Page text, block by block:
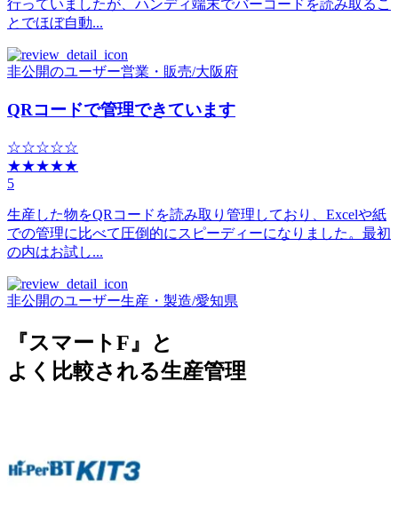
行っていましたが、ハンディ端末でバーコードを読み取るこ
とでほぼ自動...
非公開のユーザー営業・販売/大阪府
QRコードで管理できています
☆☆☆☆☆
★★★★★
5
生産した物をQRコードを読み取り管理しており、Excelや紙
での管理に比べて圧倒的にスピーディーになりました。最初
の内はお試し...
非公開のユーザー生産・製造/愛知県
『スマートF』と
よく比較される生産管理